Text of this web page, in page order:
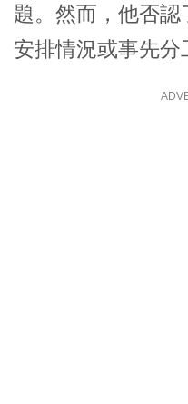
題。然而，他否認
安排情況或事先分